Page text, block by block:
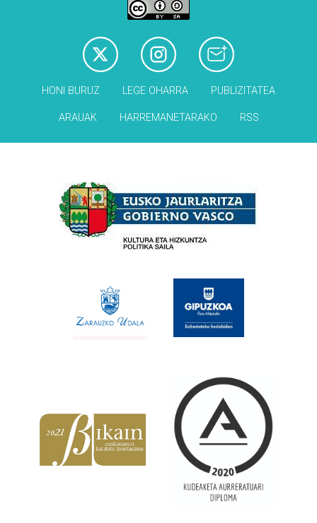
HONI BURUZ LEGE OHARRA PUBLIZITATEA
ARAUAK HARREMANETARAKO RSS